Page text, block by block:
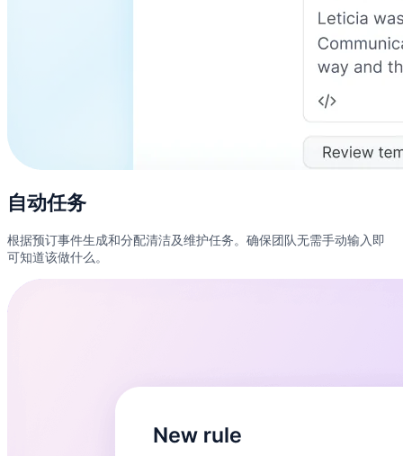
自动任务
根据预订事件生成和分配清洁及维护任务。确保团队无需手动输入即
可知道该做什么。